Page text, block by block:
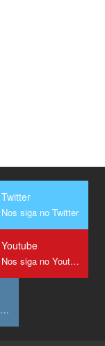
Twitter
Nos siga no Twitter
Youtube
Nos siga no Youtube
Nos acompanhe no Instagram